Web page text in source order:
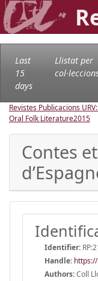
Last
15
days
Llistat per
Revistes Publicacions
Oral Folk Literature2015
Contes
Identifier:
Handle:
Authors:Coll